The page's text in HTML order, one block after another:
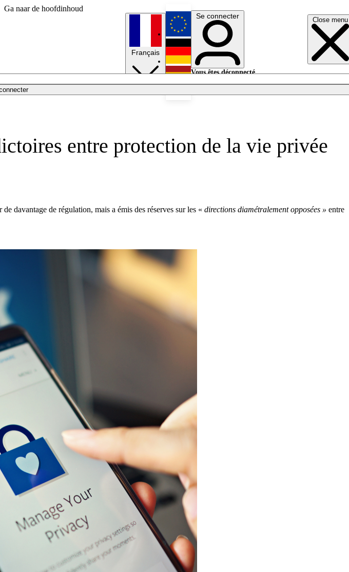
Ga naar de hoofdinhoud
Close menu
Français
English
Deutsch
Se connecter
Vous êtes déconnecté.
entre protection de la vie privée
davantage de régulation, mais a émis des réserves sur les « directions diamétralement opposées » entre